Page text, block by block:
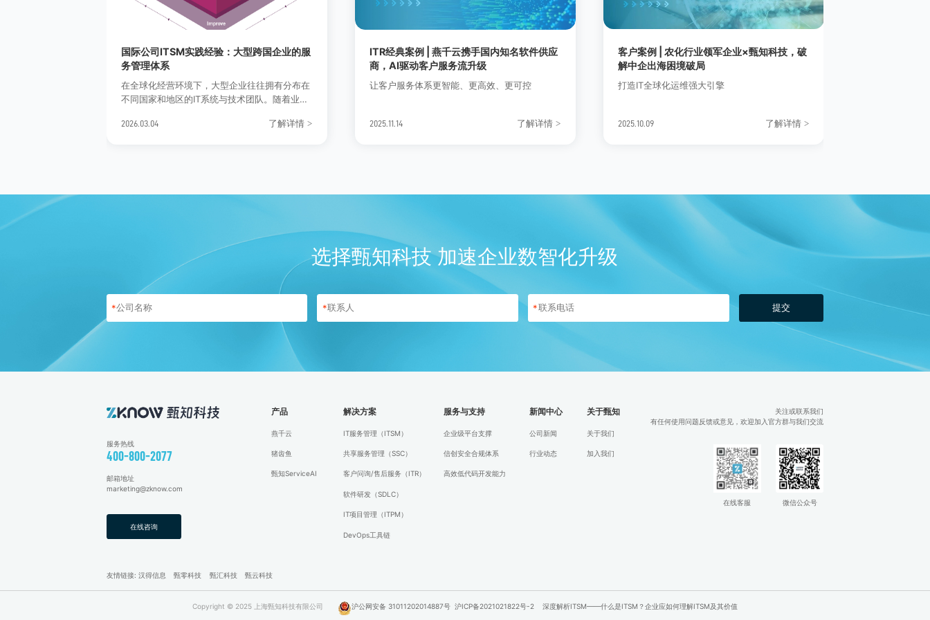
国际公司ITSM实践经验：大型跨国企业的服
务管理体系
在全球化经营环境下，大型企业往往拥有分布在
不同国家和地区的IT系统与技术团队。随着业务
作难度也随之提升。如果缺乏统一的管理体系，
2026.03.04 了解详情 >
ITR经典案例 | 燕千云携手国内知名软件供应
商，AI驱动客户服务流升级
让客户服务体系更智能、更高效、更可控
2025.11.14 了解详情 >
客户案例 | 农化行业领军企业×甄知科技，破
解中企出海困境破局
打造IT全球化运维强大引擎
2025.10.09 了解详情 >
选择甄知科技 加速企业数智化升级
* * * 提交
服务热线
400-800-2077
邮箱地址
marketing@zknow.com
在线咨询
产品
燕千云
猪齿鱼
甄知ServiceAI
解决方案
IT服务管理（ITSM）
共享服务管理（SSC）
客户问询/售后服务（ITR）
软件研发（SDLC）
IT项目管理（ITPM）
DevOps工具链
服务与支持
企业级平台支撑
信创安全合规体系
高效低代码开发能力
新闻中心
公司新闻
行业动态
关于甄知
关于我们
加入我们
关注或联系我们
有任何使用问题反馈或意见，欢迎加入官方群与我们交流
在线客服 微信公众号
友情链接: 汉得信息 甄零科技 甄汇科技 甄云科技
Copyright © 2025 上海甄知科技有限公司 沪公网安备 31011202014887号 沪ICP备2021021822号-2 深度解析ITSM——什么是ITSM？企业应如何理解ITSM及其价值